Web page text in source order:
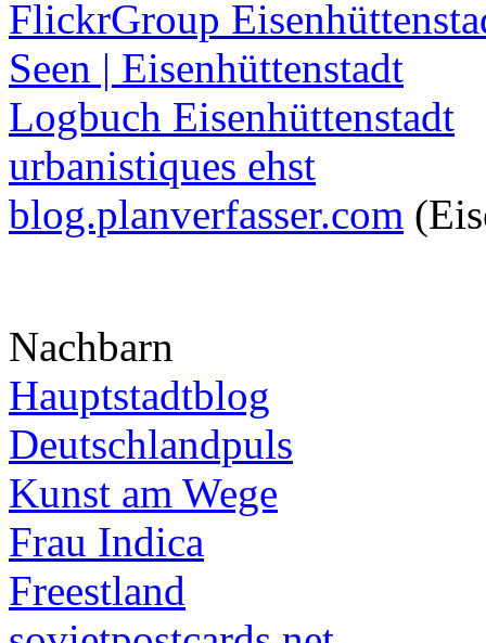
FlickrGroup
Seen | Eisenhüttenstadt
Logbuch Eisenhüttenstadt
urbanistiques ehst
blog.planverfasser.com
Nachbarn
Hauptstadtblog
Deutschlandpuls
Kunst am Wege
Frau Indica
Freestland